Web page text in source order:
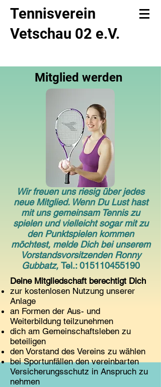
Tennisverein
Vetschau 02 e.V.
Mitglied werden
Wir freuen uns riesig über jedes
neue Mitglied. Wenn Du Lust hast
mit uns gemeinsam Tennis zu
spielen und vielleicht sogar mit zu
den Punktspielen kommen
möchtest, melde Dich bei unserem
Vorstandsvorsitzenden Ronny
Gubbatz, Tel.:015110455190
Deine Mitgliedschaft berechtigt Dich
zur kostenlosen Nutzung unserer
Anlage
an Formen der Aus- und
Weiterbildung teilzunehmen
dich am Gemeinschaftsleben zu
beteiligen
den Vorstand des Vereins zu wählen
bei Sportunfällen den vereinbarten
Versicherungsschutz in Anspruch zu
nehmen